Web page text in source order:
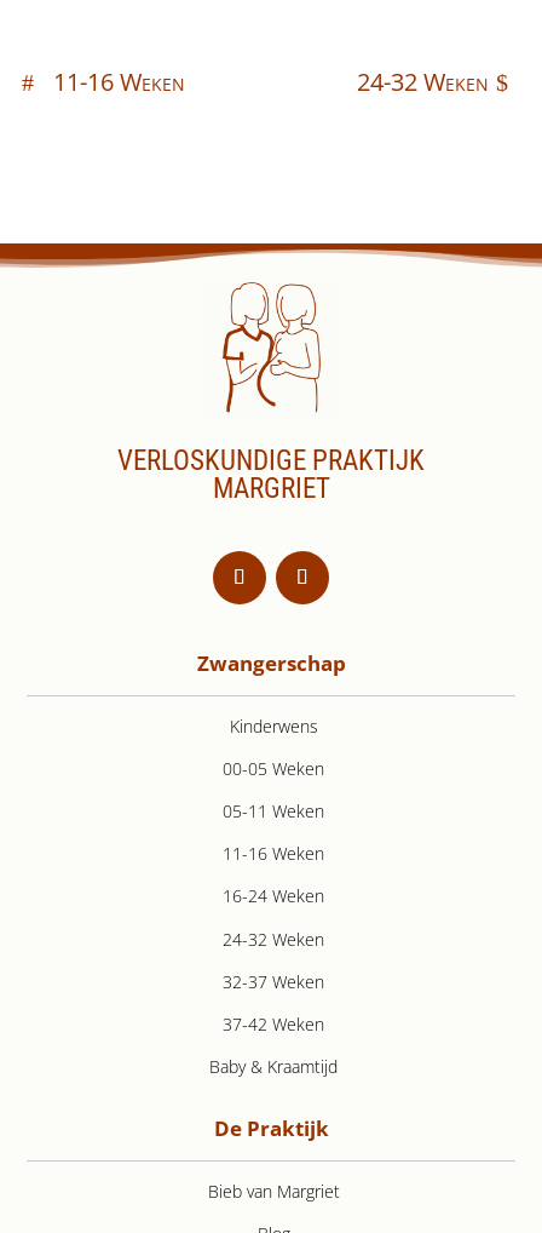
11-16 Weken 24-32 Weken
VERLOSKUNDIGE PRAKTIJK
MARGRIET
Zwangerschap
Kinderwens
00-05 Weken
05-11 Weken
11-16 Weken
16-24 Weken
24-32 Weken
32-37 Weken
37-42 Weken
Baby & Kraamtijd
De Praktijk
Bieb van Margriet